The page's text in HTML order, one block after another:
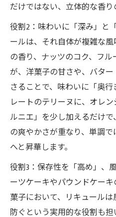
だけではない、立体的な香り
役割2：味わいに「深み」と
ールは、それ自体が複雑な
の香り、ナッツのコク、フ
が、洋菓子の甘さや、バタ
さることで、味わいに「奥
レートのテリーヌに、オレ
ルニエ」を少し加えるだけ
の爽やかさが重なり、単調
へと昇華します。
役割3：保存性を「高め」、
ーツケーキやパウンドケー
菓子において、リキュール
防ぐという実用的な役割も